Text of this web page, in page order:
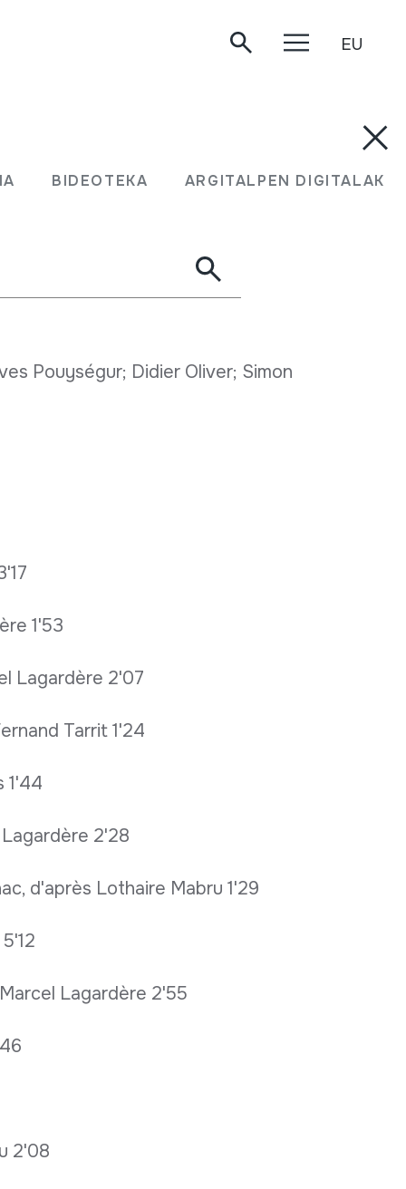
BIDEOTEKA ARGITALPEN DIGITALAK
EU
Pouységur; Didier Oliver; Simon
1'53
Lagardère 2'07
Tarrit 1'24
1'44
2'28
d'après Lothaire Mabru 1'29
Lagardère 2'55
2'08